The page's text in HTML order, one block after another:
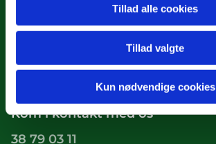
Tillad alle cookies
Tillad valgte
Kun nødvendige cookies
Hulgårdsvej 2
København NV, 2400
Tilgængelighedserklæring
Kom i kontakt med os
38 79 03 11